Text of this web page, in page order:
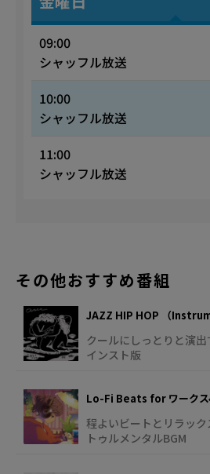
09:00
シャッフル放送
10:00
シャッフル放送
11:00
シャッフル放送
その他おすすめ番組
JAZZ HIP HOP （
クールにしっとりと演
インスト版
Lo-Fi Beats for ワークス
程よいビートとリラッ
トゥルメンタルBGM